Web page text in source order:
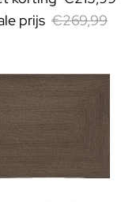
prijs €269,99